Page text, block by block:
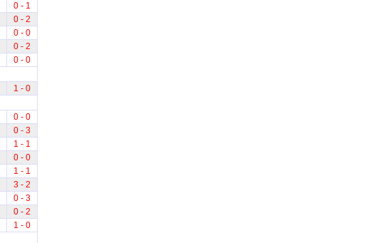
0 - 1
0 - 2
0 - 0
0 - 2
0 - 0
1 - 0
0 - 0
0 - 3
1 - 1
0 - 0
1 - 1
3 - 2
0 - 3
0 - 2
1 - 0